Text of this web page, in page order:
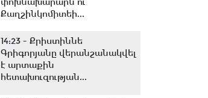
Քաղշինկոմիտեի...
14:23 - Քրիստիննե
Գրիգորյանը վերանշանակվել
է արտաքին
հետախուզության...